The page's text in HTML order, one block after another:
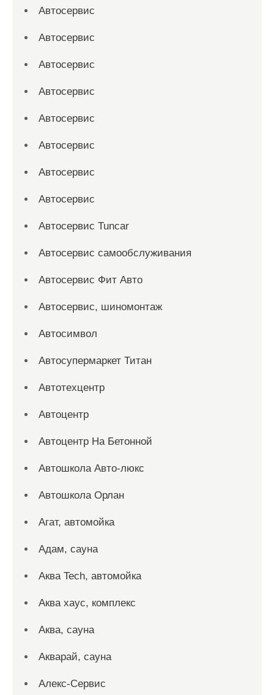
Автосервис
Автосервис
Автосервис
Автосервис
Автосервис
Автосервис
Автосервис
Автосервис
Автосервис Tuncar
Автосервис самообслуживания
Автосервис Фит Авто
Автосервис, шиномонтаж
Автосимвол
Автосупермаркет Титан
Автотехцентр
Автоцентр
Автоцентр На Бетонной
Автошкола Авто-люкс
Автошкола Орлан
Агат, автомойка
Адам, сауна
Аква Tech, автомойка
Аква хаус, комплекс
Аква, сауна
Акварай, сауна
Алекс-Сервис